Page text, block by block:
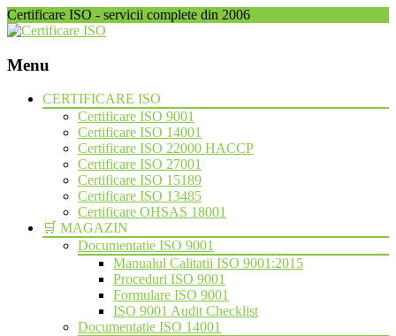
Certificare ISO - servicii complete din 2006
Menu
Skip
CERTIFICARE ISO
Certificare ISO 9001
Certificare ISO 14001
Certificare ISO 22000 HACCP
Certificare ISO 27001
Certificare ISO 15189
Certificare ISO 13485
Certificare OHSAS 18001
🛒 MAGAZIN
Documentatie ISO 9001
Manualul Calitatii ISO 9001:2015
Proceduri ISO 9001
Formulare ISO 9001
ISO 9001 Audit Checklist
Documentatie ISO 14001